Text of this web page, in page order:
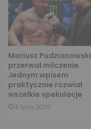
Mariusz Pudzianowski
przerwał milczenie.
Jednym wpisem
praktycznie rozwiał
wszelkie spekulacje
8 lipca 2026